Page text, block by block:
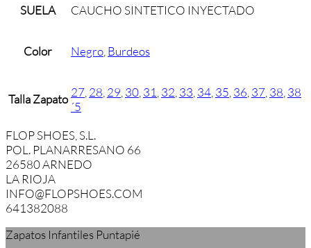
SUELA CAUCHO SINTETICO INYECTADO
Color Negro Burdeos
Talla Zapato 27 28 29 30 31 32 33 34 35 36 37 38 38
´5
FLOP SHOES, S.L.
POL. PLANARRESANO 66
26580 ARNEDO
LA RIOJA
INFO@FLOPSHOES.COM
641382088
Zapatos Infantiles Puntapié